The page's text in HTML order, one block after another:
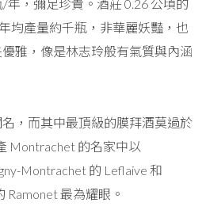
年，彌足珍貴。酒莊 0.26 公頃的
均產量約千瓶，非華麗妖豔，也
雅，像是林志玲般有氣質與內涵
，而其中最頂級的膜拜酒莫過於
Montrachet 的名家中以
Montrachet 的 Leflaive 和
Ramonet 最為耀眼。